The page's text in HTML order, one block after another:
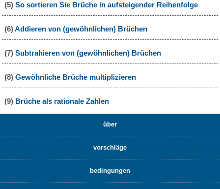
(5) So sortieren Sie Brüche in aufsteigender Reihenfolge
(6)Addieren von (gewöhnlichen) Brüchen
(7) Subtrahieren von (gewöhnlichen) Brüchen
(8) Gewöhnliche Brüche multiplizieren
(9) Brüche als rationale Zahlen
über
vorschläge
bedingungen